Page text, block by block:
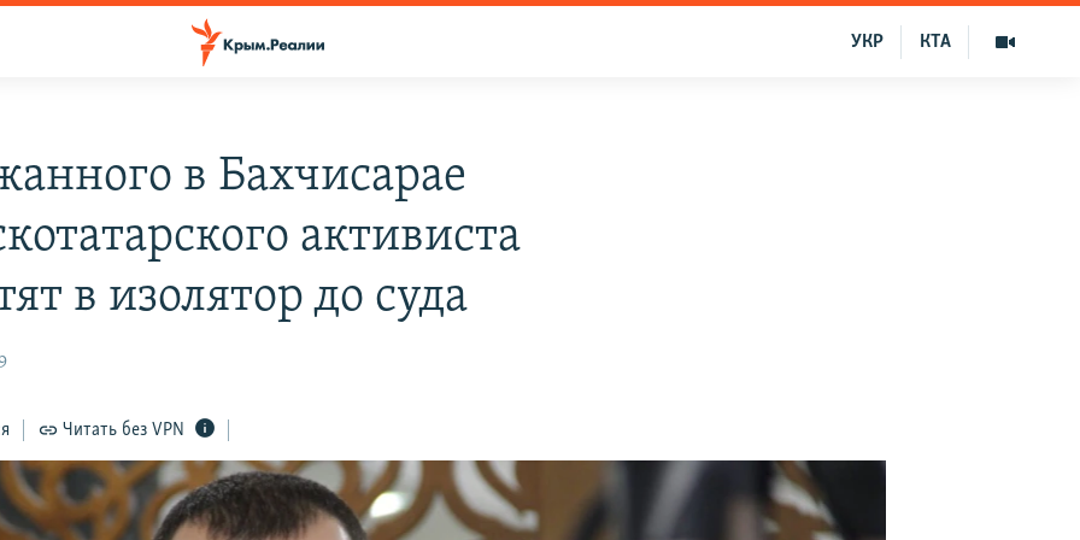
КТА
УКР
в Бахчисарае
активиста
в изолятор до суда
Читать без VPN